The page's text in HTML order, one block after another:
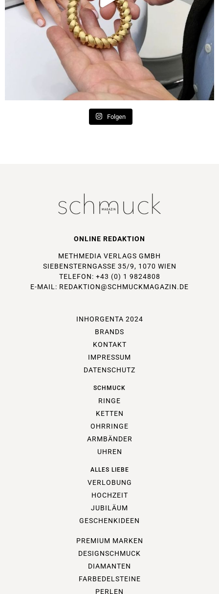
Folgen
ONLINE REDAKTION
METHMEDIA VERLAGS GMBH
SIEBENSTERNGASSE 35/9, 1070 WIEN
TELEFON: +43 (0) 1 9824808
E-MAIL: REDAKTION@SCHMUCKMAGAZIN.DE
INHORGENTA 2024
BRANDS
KONTAKT
IMPRESSUM
DATENSCHUTZ
SCHMUCK
RINGE
KETTEN
OHRRINGE
ARMBÄNDER
UHREN
ALLES LIEBE
VERLOBUNG
HOCHZEIT
JUBILÄUM
GESCHENKIDEEN
PREMIUM MARKEN
DESIGNSCHMUCK
DIAMANTEN
FARBEDELSTEINE
PERLEN